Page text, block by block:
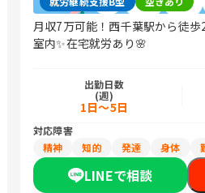
月収7万可能！西千葉駅から徒
室内✨在宅就労あり🌸
出勤日数
(週)
1日～5日
対応障害
精神
知的 発達 身体
LINEで相談